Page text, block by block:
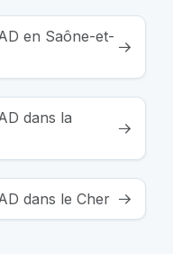
en Saône-et-
dans la
dans le Cher